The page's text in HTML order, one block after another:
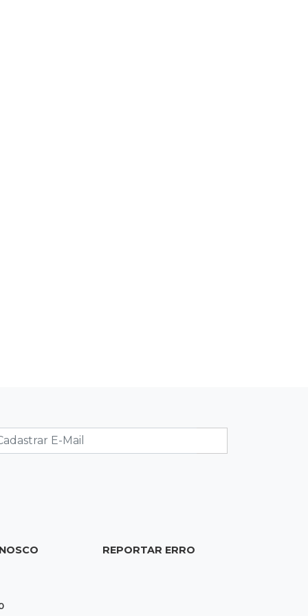
18:24Balanço
REPORTAR ERRO